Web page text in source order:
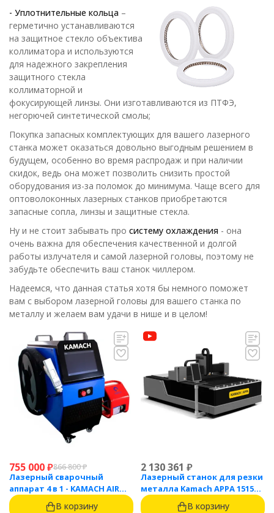
- Уплотнительные кольца –
герметично устанавливаются
на защитное стекло объектива
коллиматора и используются
для надежного закрепления
защитного стекла
коллиматорной и
фокусирующей линзы. Они изготавливаются из ПТФЭ,
негорючей синтетической смолы;
Покупка запасных комплектующих для вашего лазерного
станка может оказаться довольно выгодным решением в
будущем, особенно во время распродаж и при наличии
скидок, ведь она может позволить снизить простой
оборудования из-за поломок до минимума. Чаще всего для
оптоволоконных лазерных станков приобретаются
запасные сопла, линзы и защитные стекла.
Ну и не стоит забывать про систему охлаждения - она
очень важна для обеспечения качественной и долгой
работы излучателя и самой лазерной головы, поэтому не
забудьте обеспечить ваш станок чиллером.
Надеемся, что данная статья хотя бы немного поможет
вам с выбором лазерной головы для вашего станка по
металлу и желаем вам удачи в нише и в целом!
755 000₽866 800₽
Лазерный сварочный
аппарат 4 в 1 - KAMACH AIR
1500
В корзину
2 130 361 ₽
Лазерный станок для резки
металла Kamach APPA 1515
(1500 Вт)
В корзину